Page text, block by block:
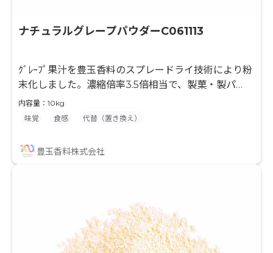
ナチュラルグレープパウダーC061113
ｸﾞﾚｰﾌﾟ果汁を豊玉香料のスプレードライ技術により粉
末化しました。濃縮倍率3.5倍相当で、製菓・製パ
ン・粉末飲料等の風味付けに最適な原料です。果汁と
デキストリンのみを使用して粉末化していますので、
用途でご使用頂けます。 水分との相性が良くない製品
に対して、果汁入りを謳う事ができます。
内容量：10kg
味覚
食感 代替（置き換え）
豊玉香料株式会社